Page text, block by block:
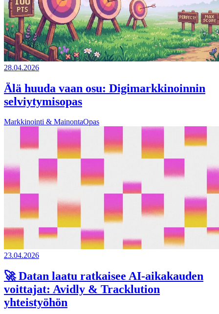
28.04.2026
Älä huuda vaan osu: Digimarkkinoinnin
selviytymisopas
Markkinointi & MainontaOpas
23.04.2026
🚀 Datan laatu ratkaisee AI-aikakauden
voittajat: Avidly & Tracklution
yhteistyöhön